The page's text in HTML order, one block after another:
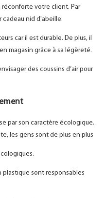
réconforte votre client. Par
cadeau nid d'abeille.
car il est durable. De plus, il
magasin grâce à sa légèreté.
des coussins d’air pour
par son caractère écologique.
les gens sont de plus en plus
plastique sont responsables